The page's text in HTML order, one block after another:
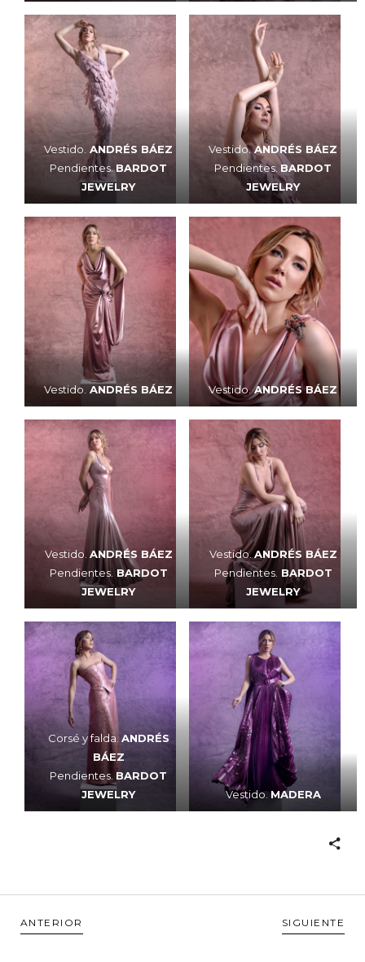
Vestido. ANDRÉS BÁEZ
Pendientes.BARDOT
JEWELRY
Vestido.ANDRÉS BÁEZ
Pendientes.BARDOT
JEWELRY
Vestido. ANDRÉS BÁEZ Vestido.ANDRÉS BÁEZ
Vestido. ANDRÉS BÁEZ
Pendientes. BARDOT
JEWELRY
Vestido.ANDRÉS BÁEZ
Pendientes. BARDOT
JEWELRY
Corsé y falda.ANDRÉS
BÁEZ
Pendientes. BARDOT
JEWELRY
Vestido.MADERA
ANTERIOR SIGUIENTE